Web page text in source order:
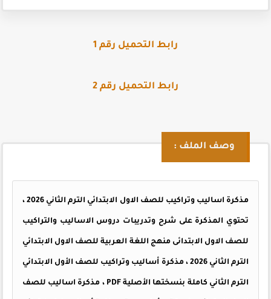
رابط التحميل رقم 1
رابط التحميل رقم 2
وصف الملف :
مذكرة اساليب وتراكيب للصف الاول الابتدائي الترم الثاني 2026 ،
تحتوي المذكرة على شرح وتدريبات دروس الاساليب والتراكيب
للصف الاول الابتدائى منهج اللغة العربية للصف الاول الابتدائي
الترم الثاني 2026 ، مذكرة أساليب وتراكيب للصف الأول الابتدائي
الترم الثاني كاملة بنسختها الأصلية PDF ، مذكرة اساليب للصف